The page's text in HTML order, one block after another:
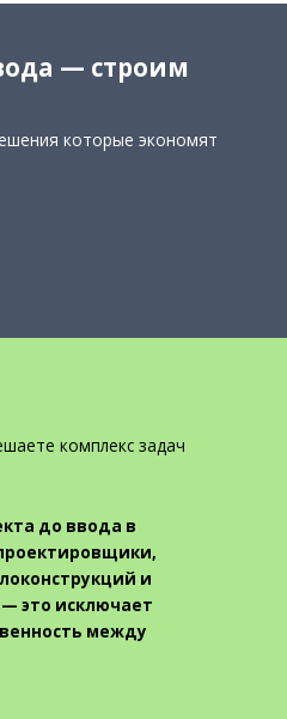
— строим
которые экономят
комплекс задач
до ввода в
и
это исключает
между